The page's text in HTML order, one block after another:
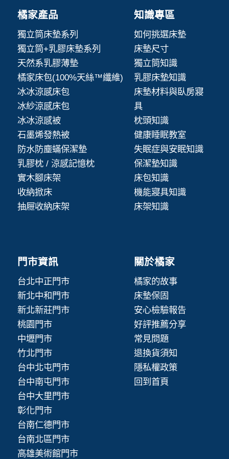
橘家產品
獨立筒床墊系列
獨立筒+乳膠床墊系列
天然系乳膠薄墊
橘家床包(100%天絲™纖維)
冰冰涼感床包
冰紗涼感床包
冰冰涼感被
石墨烯發熱被
防水防塵蟎保潔墊
乳膠枕 / 涼感記憶枕
實木腳床架
收納掀床
抽屜收納床架
知識專區
如何挑選床墊
床墊尺寸
獨立筒知識
乳膠床墊知識
床墊材料與臥房寢
具
枕頭知識
健康睡眠教室
失眠症與安眠知識
保潔墊知識
床包知識
機能寢具知識
床架知識
門市資訊
台北中正門市
新北中和門市
新北新莊門市
桃園門市
中壢門市
竹北門市
台中北屯門市
台中南屯門市
台中大里門市
彰化門市
台南仁德門市
台南北區門市
高雄美術館門市
關於橘家
橘家的故事
床墊保固
安心檢驗報告
好評推薦分享
常見問題
退換貨須知
隱私權政策
回到首頁